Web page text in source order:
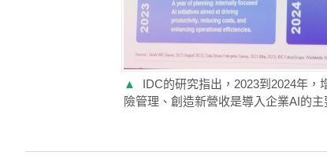
▲
IDC的研究指出，2023到2024年
險管理、創造新營收是導入企業AI的